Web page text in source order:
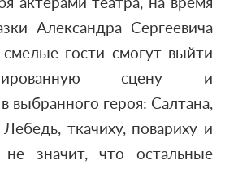
Александра Сергеевича
гости смогут выйти
сцену и
выбранного героя: Салтана,
ткачиху, повариху и
значит, что остальные